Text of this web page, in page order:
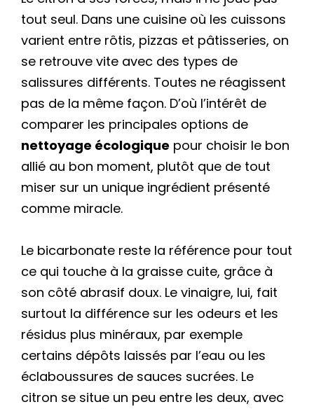
tout seul. Dans une cuisine où les cuissons
varient entre rôtis, pizzas et pâtisseries, on
se retrouve vite avec des types de
salissures différents. Toutes ne réagissent
pas de la même façon. D’où l’intérêt de
comparer les principales options de
nettoyage écologique pour choisir le bon
allié au bon moment, plutôt que de tout
miser sur un unique ingrédient présenté
comme miracle.
Le bicarbonate reste la référence pour tout
ce qui touche à la graisse cuite, grâce à
son côté abrasif doux. Le vinaigre, lui, fait
surtout la différence sur les odeurs et les
résidus plus minéraux, par exemple
certains dépôts laissés par l’eau ou les
éclaboussures de sauces sucrées. Le
citron se situe un peu entre les deux, avec